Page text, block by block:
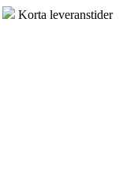
Korta leveranstider